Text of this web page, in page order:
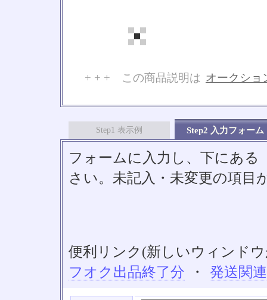
+ + + この商品説明は オークショ
Step1 表示例 Step2 入力フォーム
フォームに入力し、下にあ
さい。未記入・未変更の項目
便利リンク(新しいウィンド
フオク出品終了分
・ 発送関